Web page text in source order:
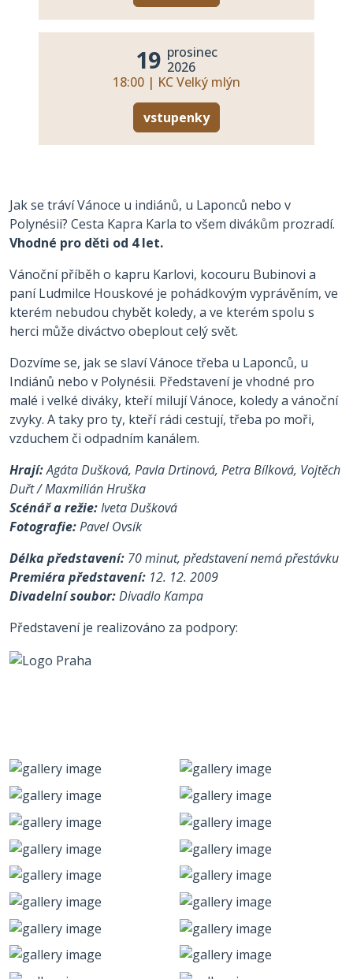
19 prosinec
2026
18:00 | KC Velký mlýn
vstupenky
Jak se tráví Vánoce u indiánů, u Laponců nebo v
Polynésii? Cesta Kapra Karla to všem divákům prozradí.
Vhodné pro děti od 4 let.
Vánoční příběh o kapru Karlovi, kocouru Bubinovi a
paní Ludmilce Houskové je pohádkovým vyprávěním, ve
kterém nebudou chybět koledy, a ve kterém spolu s
herci může diváctvo obeplout celý svět.
Dozvíme se, jak se slaví Vánoce třeba u Laponců, u
Indiánů nebo v Polynésii. Představení je vhodné pro
malé i velké diváky, kteří milují Vánoce, koledy a vánoční
zvyky. A taky pro ty, kteří rádi cestují, třeba po moři,
vzduchem či odpadním kanálem.
Hrají:Agáta Dušková, Pavla Drtinová, Petra Bílková, Vojtěch
Duřt / Maxmilián Hruška
Scénář a režie:Iveta Dušková
Fotografie:Pavel Ovsík
Délka představení: 70 minut, představení nemá přestávku
Premiéra představení: 12. 12. 2009
Divadelní soubor:Divadlo Kampa
Představení je realizováno za podpory: